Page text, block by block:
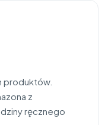
produktów.
z
ręcznego